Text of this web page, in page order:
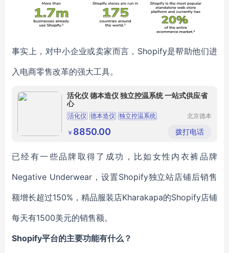
事实上，对中小企业或卖家而言，Shopify是帮助他们进
入电商零售改革的强大工具。
活化仪 德本造仪 独立控温系统 一站式供应省
心
活化仪 德本造仪 独立控温系统
智能活化仪
DB
北京德本
有限公司
￥ 8850.00 拨打电话
已经有一些品牌取得了成功，比如女性内衣裤品牌
Negative Underwear，设置Shopify独立站店铺后销售
额增长超过150%，精品服装店Kharakapa的Shopify店铺
每天有1500美元的销售额。
Shopify平台的主要功能有什么？